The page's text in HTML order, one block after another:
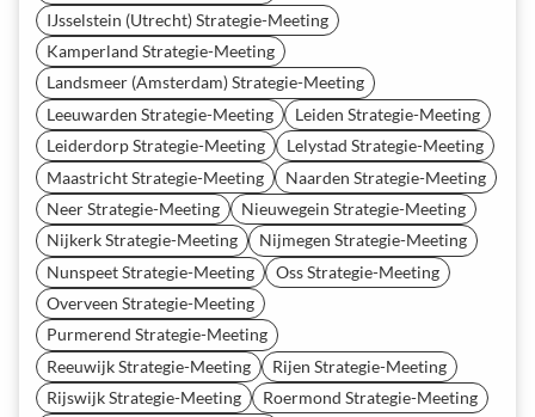
IJsselstein (Utrecht) Strategie-Meeting
Kamperland Strategie-Meeting
Landsmeer (Amsterdam) Strategie-Meeting
Leeuwarden Strategie-Meeting
Leiden Strategie-Meeting
Leiderdorp Strategie-Meeting
Lelystad Strategie-Meeting
Maastricht Strategie-Meeting
Naarden Strategie-Meeting
Neer Strategie-Meeting
Nieuwegein Strategie-Meeting
Nijkerk Strategie-Meeting
Nijmegen Strategie-Meeting
Nunspeet Strategie-Meeting
Oss Strategie-Meeting
Overveen Strategie-Meeting
Purmerend Strategie-Meeting
Reeuwijk Strategie-Meeting
Rijen Strategie-Meeting
Rijswijk Strategie-Meeting
Roermond Strategie-Meeting